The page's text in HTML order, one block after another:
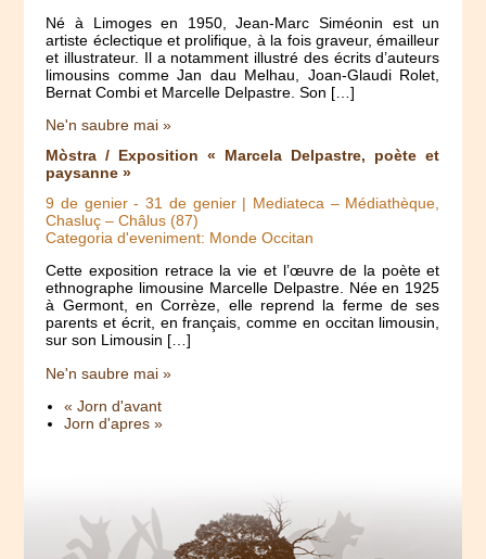
Né à Limoges en 1950, Jean-Marc Siméonin est un
artiste éclectique et prolifique, à la fois graveur, émailleur
et illustrateur. Il a notamment illustré des écrits d’auteurs
limousins comme Jan dau Melhau, Joan-Glaudi Rolet,
Bernat Combi et Marcelle Delpastre. Son […]
Ne'n saubre mai »
Mòstra / Exposition « Marcela Delpastre, poète et
paysanne »
9 de genier-31 de genier| Mediateca – Médiathèque,
Chasluç – Châlus (87)
Categoria d'eveniment: Monde Occitan
Cette exposition retrace la vie et l’œuvre de la poète et
ethnographe limousine Marcelle Delpastre. Née en 1925
à Germont, en Corrèze, elle reprend la ferme de ses
parents et écrit, en français, comme en occitan limousin,
sur son Limousin […]
Ne'n saubre mai »
« Jorn d'avant
Jorn d'apres »